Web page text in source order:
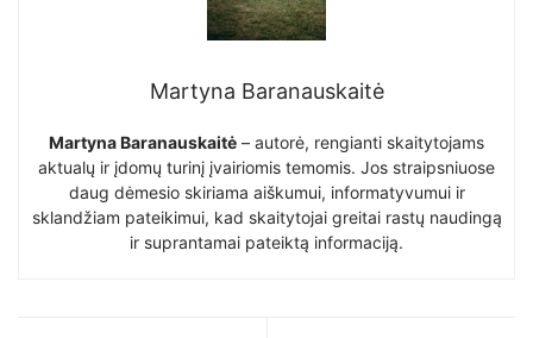
Martyna Baranauskaitė
Martyna Baranauskaitė – autorė, rengianti skaitytojams
aktualų ir įdomų turinį įvairiomis temomis. Jos straipsniuose
daug dėmesio skiriama aiškumui, informatyvumui ir
sklandžiam pateikimui, kad skaitytojai greitai rastų naudingą
ir suprantamai pateiktą informaciją.